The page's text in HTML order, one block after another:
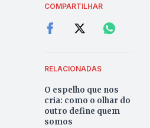
COMPARTILHAR
RELACIONADAS
O espelho que nos
cria: como o olhar do
outro define quem
somos